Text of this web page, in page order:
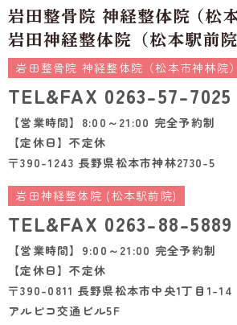
岩田整骨院 神経整体院（松本市神林院）
TEL&FAX 0263-57-7025
【営業時間】8:00～21:00 完全予約制
【定休日】不定休
〒390-1243 長野県松本市神林2730-5
岩田神経整体院 (松本駅前院)
TEL&FAX 0263-88-5889
【営業時間】9:00～21:00 完全予約制
【定休日】不定休
〒390-0811 長野県松本市中央1丁目1-14
アルピコ交通ビル5F